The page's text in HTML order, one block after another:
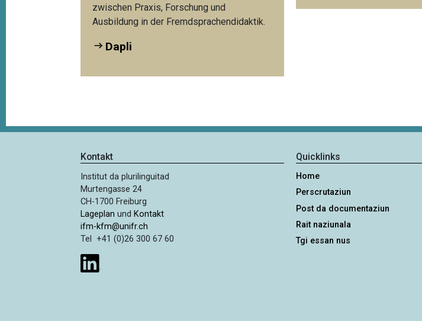
zwischen Praxis, Forschung und
Ausbildung in der Fremdsprachendidaktik.
Dapli
Kontakt
Institut da plurilinguitad
Murtengasse 24
CH-1700 Freiburg
Lageplan und Kontakt
ifm-kfm@unifr.ch
Tel +41 (0)26 300 67 60
Quicklinks
Home
Perscrutaziun
Post da documentaziun
Rait naziunala
Tgi essan nus